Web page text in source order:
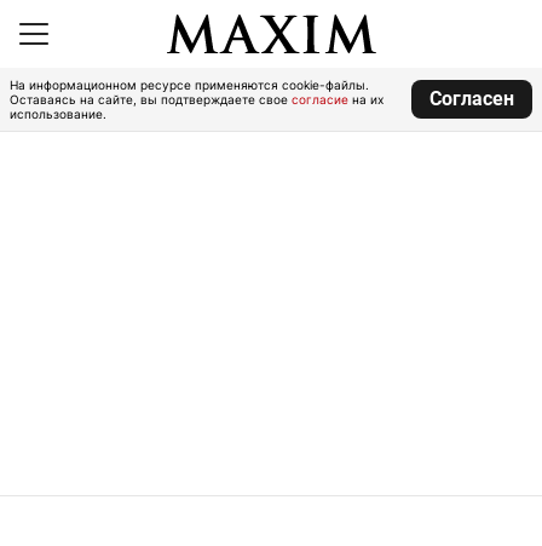
На информационном ресурсе применяются cookie-файлы.
Оставаясь на сайте, вы подтверждаете свое согласие на их
использование.
Согласен